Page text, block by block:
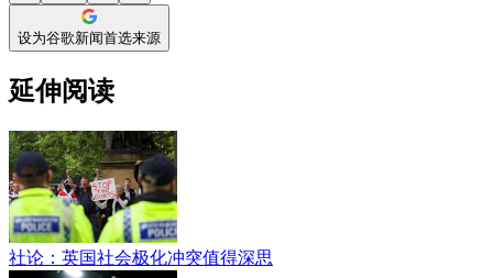
设为谷歌新闻首选来源
延伸阅读
社论：英国社会极化冲突值得深思